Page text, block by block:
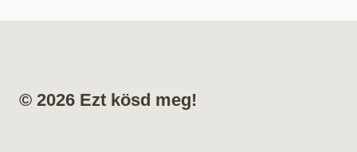
© 2026 Ezt kösd meg!